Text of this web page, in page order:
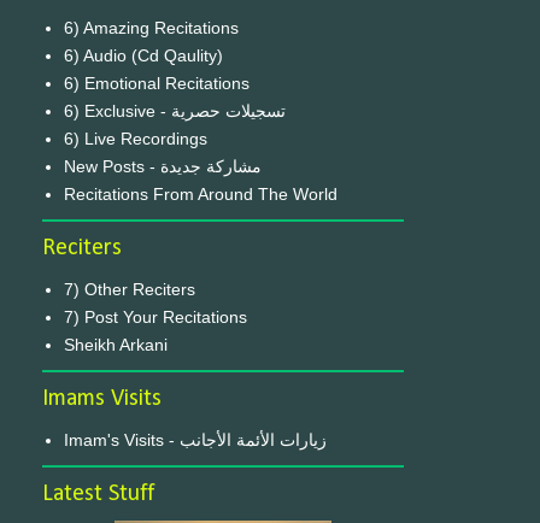
6) Amazing Recitations
6) Audio (Cd Qaulity)
6) Emotional Recitations
6) Exclusive - تسجيلات حصرية
6) Live Recordings
New Posts - مشاركة جديدة
Recitations From Around The World
Reciters
7) Other Reciters
7) Post Your Recitations
Sheikh Arkani
Imams Visits
Imam's Visits - زيارات الأئمة الأجانب
Latest Stuff